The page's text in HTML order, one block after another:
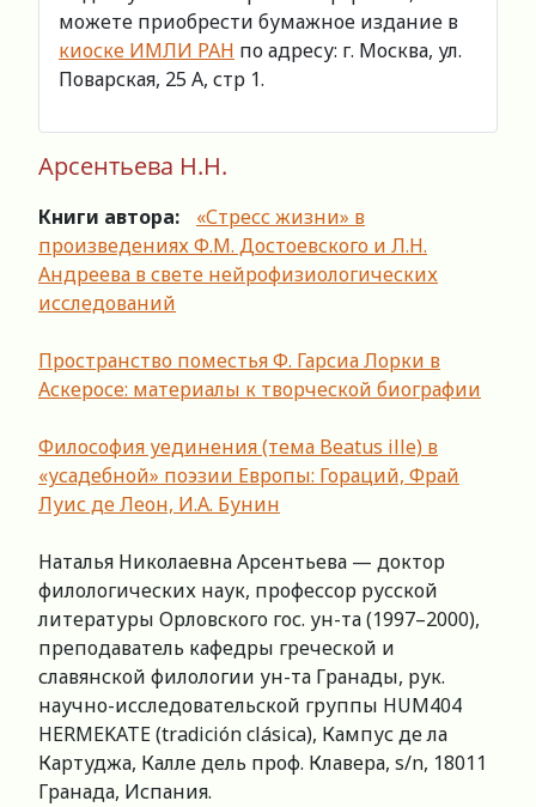
можете приобрести бумажное издание в
киоске ИМЛИ РАН по адресу: г. Москва, ул.
Поварская, 25 А, стр 1.
Арсентьева Н.Н.
Книги автора:
«Стресс жизни» в
произведениях Ф.М. Достоевского и Л.Н.
Андреева в свете нейрофизиологических
исследований
Пространство поместья Ф. Гарсиа Лорки в
Аскеросе: материалы к творческой биографии
Философия уединения (тема Beatus ille) в
«усадебной» поэзии Европы: Гораций, Фрай
Луис де Леон, И.А. Бунин
Наталья Николаевна Арсентьева — доктор
филологических наук, профессор русской
литературы Орловского гос. ун-та (1997–2000),
преподаватель кафедры греческой и
славянской филологии ун-та Гранады, рук.
научно-исследовательской группы HUM404
HERMEKATE (tradición clásica), Кампус де ла
Картуджа, Калле дель проф. Клавера, s/n, 18011
Гранада, Испания.